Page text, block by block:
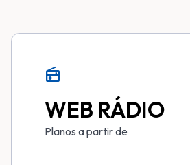
radio
WEB RÁDIO
Planos a partir de